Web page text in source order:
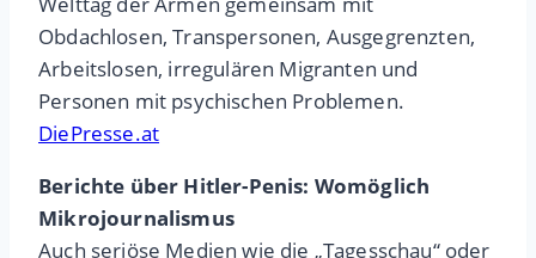
Obdachlosen, Transpersonen, Ausgegrenzten,
Arbeitslosen, irregulären Migranten und
Personen mit psychischen Problemen.
DiePresse.at
Berichte über Hitler-Penis: Womöglich
Mikrojournalismus
Auch seriöse Medien wie die „Tagesschau“ oder